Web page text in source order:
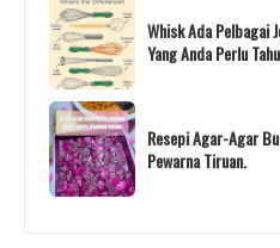
Whisk Ada Pelbagai
Yang Anda Perlu Tahu
Resepi Agar-Agar
Pewarna Tiruan.